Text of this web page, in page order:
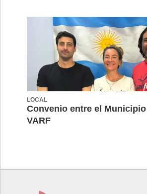
LOCAL
Convenio entre el
VARF